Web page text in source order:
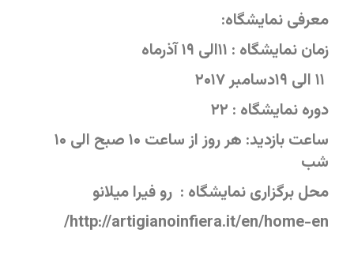
معرفی نمایشگاه:
زمان نمایشگاه : ۱۱الی ۱۹ آذرماه
دوره نمایشگاه : ۲۲
ساعت بازدید: هر روز از ساعت ۱۰ صبح الی ۱۰
شب
محل برگزاری نمایشگاه : رو فیرا میلانو
http://artigianoinfiera.it/en/home-en/